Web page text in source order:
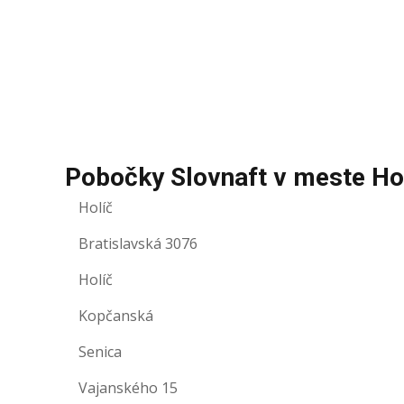
Pobočky Slovnaft v meste
Holíč
Bratislavská 3076
Holíč
Kopčanská
Senica
Vajanského 15